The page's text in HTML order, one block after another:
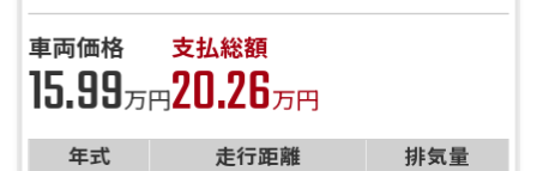
車両価格
15.99万円
支払総額
20.26万円
年式 走行距離 排気量